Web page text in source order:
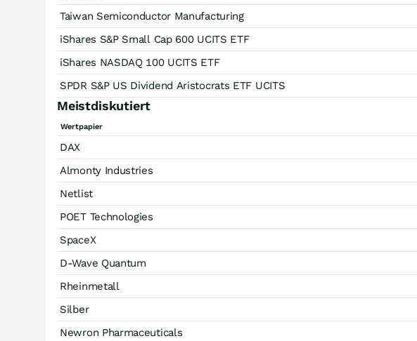
Taiwan Semiconductor Manufacturing
iShares S&P Small Cap 600 UCITS ETF
iShares NASDAQ 100 UCITS ETF
SPDR S&P US Dividend Aristocrats ETF UCITS
Meistdiskutiert
Wertpapier
DAX
Almonty Industries
Netlist
POET Technologies
SpaceX
D-Wave Quantum
Rheinmetall
Silber
Newron Pharmaceuticals